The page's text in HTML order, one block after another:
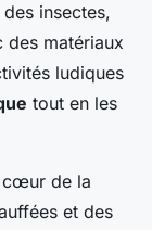
insectes,
matériaux
ludiques
tout en les
cœur de la
et des